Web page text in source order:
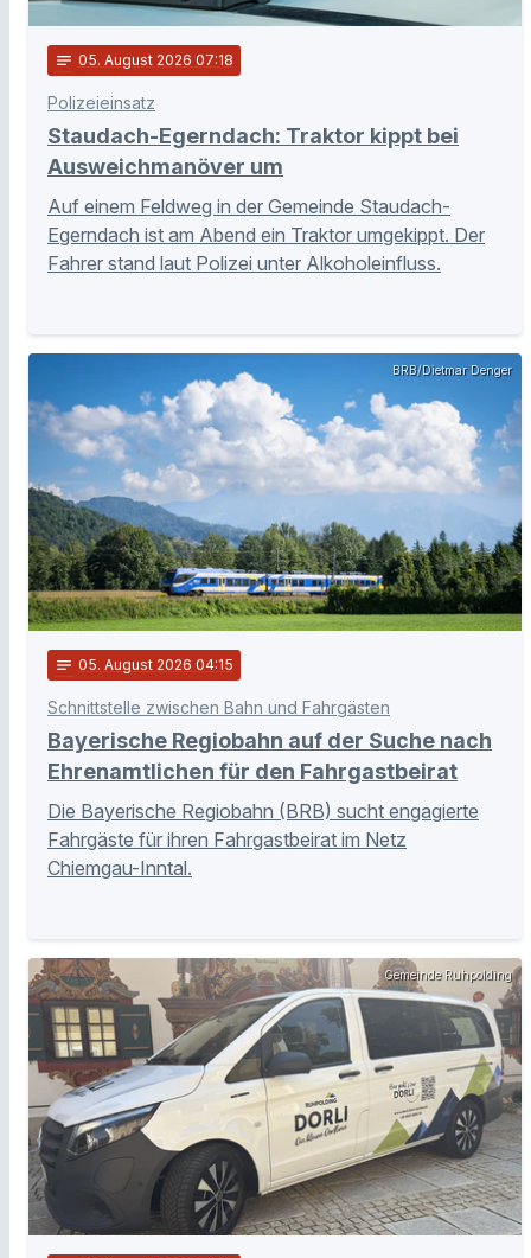
notes 05. August 2026 07:18
Polizeieinsatz
Staudach-Egerndach: Traktor kippt bei
Ausweichmanöver um
Auf einem Feldweg in der Gemeinde Staudach-
Egerndach ist am Abend ein Traktor umgekippt. Der
Fahrer stand laut Polizei unter Alkoholeinfluss.
BRB/Dietmar Denger
notes 05. August 2026 04:15
Schnittstelle zwischen Bahn und Fahrgästen
Bayerische Regiobahn auf der Suche nach
Ehrenamtlichen für den Fahrgastbeirat
Die Bayerische Regiobahn (BRB) sucht engagierte
Fahrgäste für ihren Fahrgastbeirat im Netz
Chiemgau-Inntal.
Gemeinde Ruhpolding